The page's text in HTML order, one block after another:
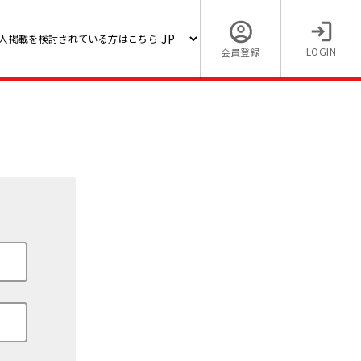
掲載を検討されている方はこちら
会員登録
LOGIN